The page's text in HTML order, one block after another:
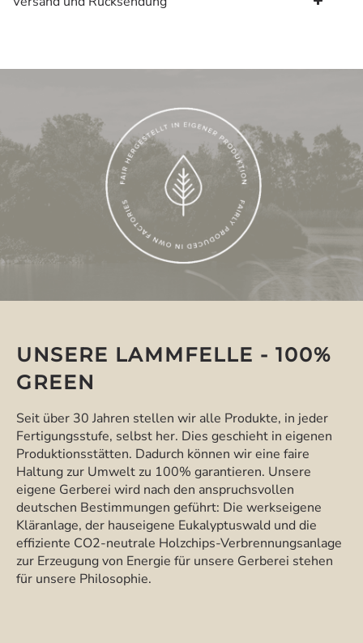
UNSERE LAMMFELLE - 100%
GREEN
Seit über 30 Jahren stellen wir alle Produkte, in jeder
Fertigungsstufe, selbst her. Dies geschieht in eigenen
Produktionsstätten. Dadurch können wir eine faire
Haltung zur Umwelt zu 100% garantieren. Unsere
eigene Gerberei wird nach den anspruchsvollen
deutschen Bestimmungen geführt: Die werkseigene
Kläranlage, der hauseigene Eukalyptuswald und die
effiziente CO2-neutrale Holzchips-Verbrennungsanlage
zur Erzeugung von Energie für unsere Gerberei stehen
für unsere Philosophie.